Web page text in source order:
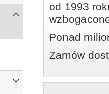
od 1993
Ponad
Zamów